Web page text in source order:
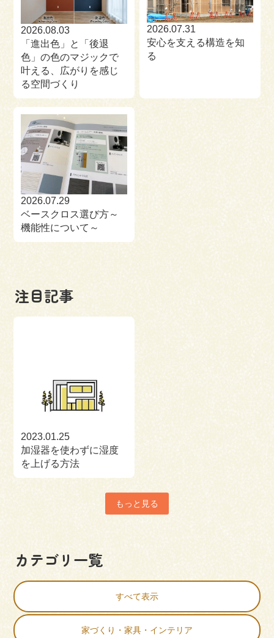
2026.08.03
「進出色」と「後退
色」の色のマジックで
叶える、広がりを感じ
る空間づくり
2026.07.31
安心を支える構造を知
る
2026.07.29
ベースクロス選び方～
機能性について～
注目記事
2023.01.25
加湿器を使わずに湿度
を上げる方法
もっと見る
カテゴリ一覧
すべて表示
家づくり・家具・インテリア